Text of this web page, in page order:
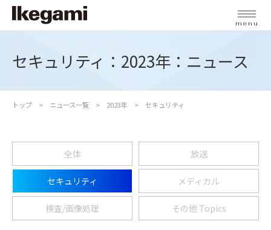
menu
セキュリティ：2023年：ニュース
トップ ニュース一覧 2023年 セキュリティ
全体 放送
セキュリティ メディカル
検査/画像処理 その他 Topics